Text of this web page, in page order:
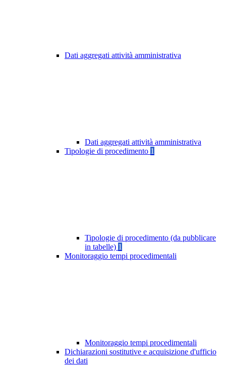
Dati aggregati attività amministrativa
Dati aggregati attività amministrativa
Tipologie di procedimento 1
Tipologie di procedimento (da pubblicare
in tabelle) 1
Monitoraggio tempi procedimentali
Monitoraggio tempi procedimentali
Dichiarazioni sostitutive e acquisizione d'ufficio
dei dati